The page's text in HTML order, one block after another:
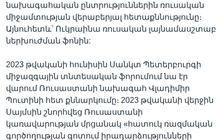
նախագահական ընտրություններին ռուսական
միջամտության վերաբերյալ հետաքննությունը։
Այնուհետև՝ Ուկրաինա ռուսական լայնամասշտաբ
ներխուժման ֆոնին:
2023 թվականի հունիսին Սանկտ Պետերբուրգի
միջազգային տնտեսական ֆորումում նա էր
վարում Ռուսաստանի նախագահ Վլադիմիր
Պուտինի հետ քննարկումը։ 2023 թվականի վերջին
Սայմսին շնորհվեց Ռուսաստանի
կառավարության մրցանակ «հատուկ ռազմական
գործողության գոտում իրադարձությունների